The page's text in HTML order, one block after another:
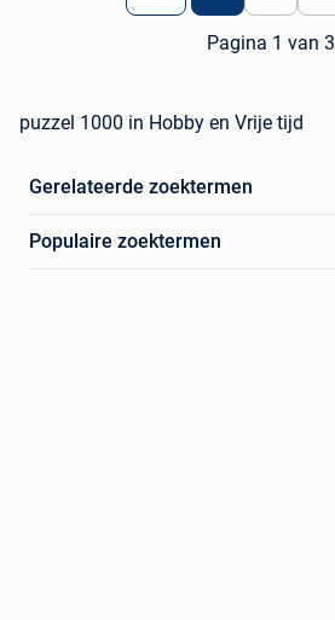
Pagina 1 van 3
puzzel 1000 in Hobby en Vrije tijd
Gerelateerde zoektermen
Populaire zoektermen